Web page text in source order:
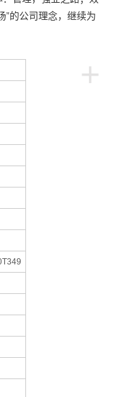
”的公司理念，继续为
+